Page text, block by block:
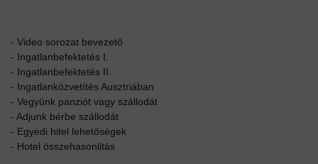
- Video sorozat bevezető
- Ingatlanbefektetés I.
- Ingatlanbefektetés II.
- Ingatlanközvetítés Ausztriában
- Vegyünk panziót vagy szállodát
- Adjunk bérbe szállodát
- Egyedi hitel lehetőségek
- Hotel összehasonlitás